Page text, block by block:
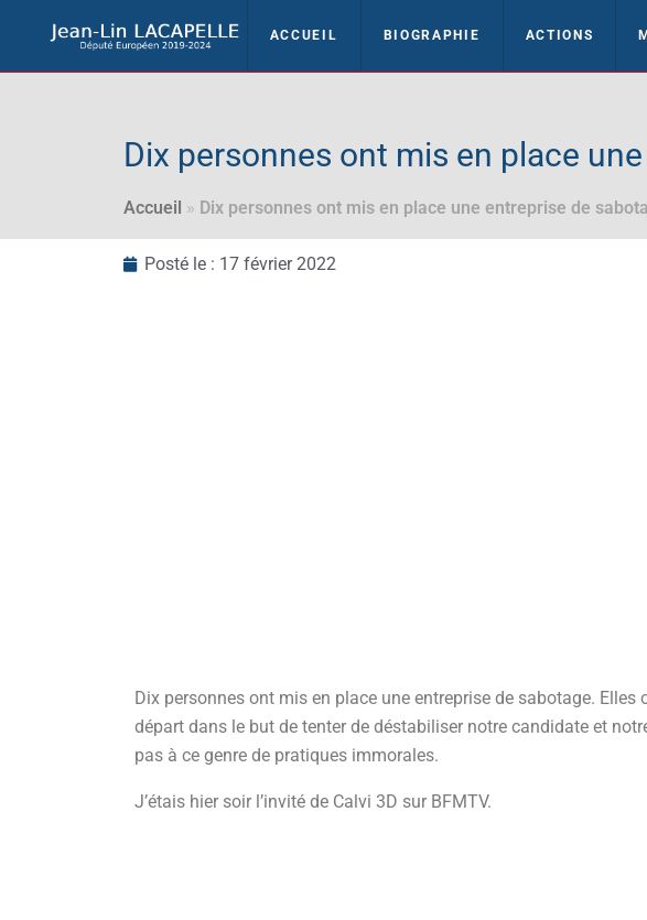
ACCUEIL BIOGRAPHIE ACTIONS
Dix personnes ont mis en place
Accueil » Dix personnes ont mis en place une entreprise de
Posté le : 17 février 2022
Dix personnes ont mis en place une entreprise de sabotage. Elles
départ dans le but de tenter de déstabiliser notre candidate et
pas à ce genre de pratiques immorales.
J’étais hier soir l’invité de Calvi 3D sur BFMTV.